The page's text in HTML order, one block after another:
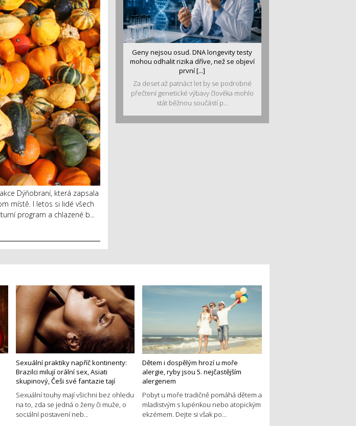
Dýňobraní, která zapsala
místě. I letos si lidé všech
program a chlazené b...
Geny nejsou osud. DNA longevity testy
mohou odhalit rizika dříve, než se objeví
první [...]
Za deset až patnáct let by se podrobné
přečtení genetické výbavy člověka mohlo
stát běžnou součástí p...
Sexuální praktiky napříč kontinenty:
Brazilci milují orální sex, Asiati
skupinový, Češi své fantazie tají
Sexuální touhy mají všichni bez ohledu
na to, zda se jedná o ženy či muže, o
sociální postavení neb...
Dětem i dospělým hrozí u moře
alergie, ryby jsou 5. nejčastějším
alergenem
Pobyt u moře tradičně pomáhá dětem a
mladistvým s lupénkou nebo atopickým
ekzémem. Dejte si však po...